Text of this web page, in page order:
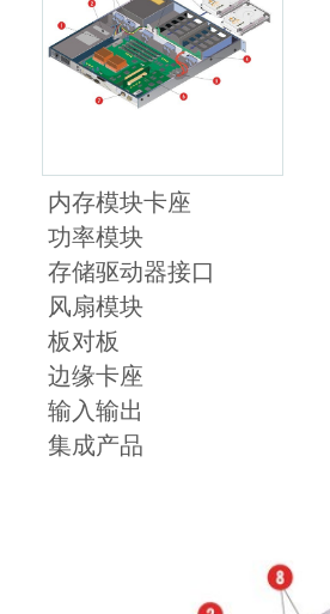
内存模块卡座
功率模块
存储驱动器接口
风扇模块
板对板
边缘卡座
输入输出
集成产品